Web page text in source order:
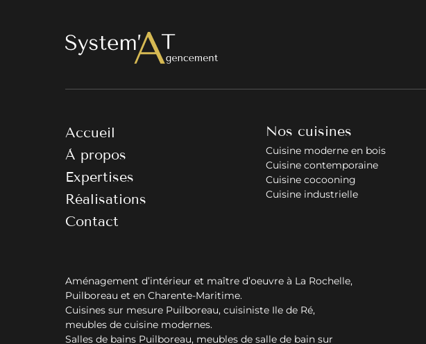
Accueil
À propos
Expertises
Réalisations
Contact
Nos cuisines
Cuisine moderne en bois
Cuisine contemporaine
Cuisine cocooning
Cuisine industrielle
Aménagement d’intérieur et maître d’oeuvre à La Rochelle,
Puilboreau et en Charente-Maritime.
Cuisines sur mesure Puilboreau, cuisiniste Ile de Ré,
meubles de cuisine modernes.
Salles de bains Puilboreau, meubles de salle de bain sur